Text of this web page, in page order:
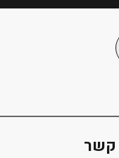
קשר